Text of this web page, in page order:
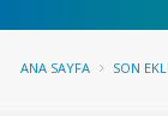
ANA SAYFA SON